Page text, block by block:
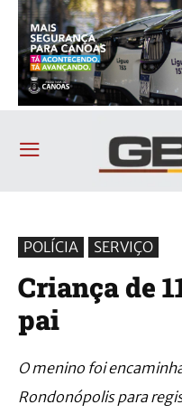
POLÍCIA SERVIÇO
Criança de
pai
O menino foi
Rondonópolis para